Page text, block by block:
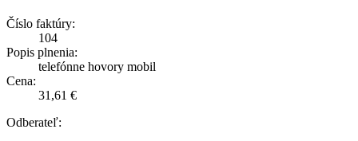
Číslo faktúry:
104
Popis plnenia:
telefónne hovory mobil
Cena:
31,61 €
Odberateľ: